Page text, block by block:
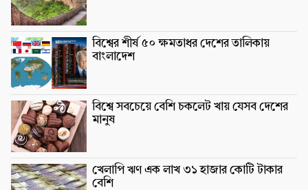
বিশ্বের শীর্ষ ৫০ ক্ষমতাধর দেশের তালিকায়
বাংলাদেশ
বিশ্বে সবচেয়ে বেশি চকলেট খায় যেসব দেশের
মানুষ
খেলাপি ঋণ এক লাখ ৩১ হাজার কোটি টাকার
বেশি